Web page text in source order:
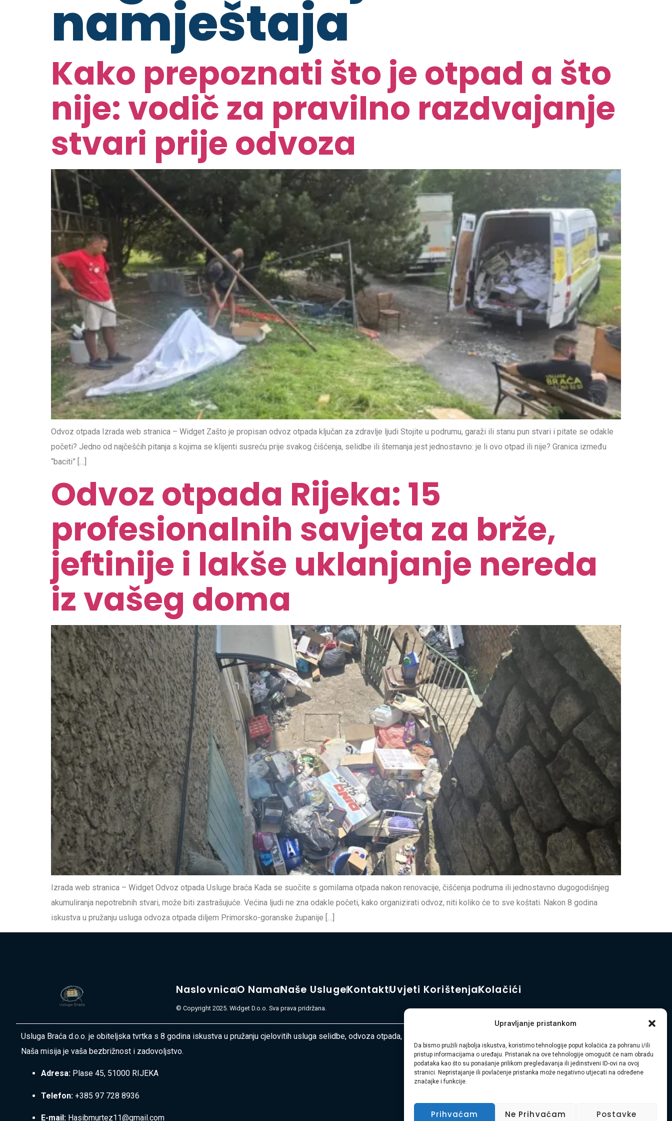
Upravljanje pristankom
Da bismo pružili najbolja iskustva, koristimo tehnologije poput kolačića za pohranu i/ili
pristup informacijama o uređaju. Pristanak na ove tehnologije omogućit će nam obradu
podataka kao što su ponašanje prilikom pregledavanja ili jedinstveni ID-ovi na ovoj
stranici. Nepristajanje ili povlačenje pristanka može negativno utjecati na određene
značajke i funkcije.
Prihvaćam Ne Prihvaćam Postavke
namještaja
Kako prepoznati što je otpad a što
nije: vodič za pravilno razdvajanje
stvari prije odvoza
Odvoz otpada Izrada web stranica – Widget Zašto je propisan odvoz otpada ključan za zdravlje ljudi Stojite u podrumu, garaži ili stanu pun stvari i pitate se odakle
početi? Jedno od najčešćih pitanja s kojima se klijenti susreću prije svakog čišćenja, selidbe ili štemanja jest jednostavno: je li ovo otpad ili nije? Granica između
“baciti” […]
Odvoz otpada Rijeka: 15
profesionalnih savjeta za brže,
jeftinije i lakše uklanjanje nereda
iz vašeg doma
Izrada web stranica – Widget Odvoz otpada Usluge braća Kada se suočite s gomilama otpada nakon renovacije, čišćenja podruma ili jednostavno dugogodišnjeg
akumuliranja nepotrebnih stvari, može biti zastrašujuće. Većina ljudi ne zna odakle početi, kako organizirati odvoz, niti koliko će to sve koštati. Nakon 8 godina
iskustva u pružanju usluga odvoza otpada diljem Primorsko-goranske županije […]
NaslovnicaO NamaNaše UslugeKontaktUvjeti KorištenjaKolačići
© Copyright 2025. Widget D.o.o. Sva prava pridržana.
Usluga Braća d.o.o. je obiteljska tvrtka s 8 godina iskustva u pružanju cjelovitih usluga selidbe, odvoza otpada, čišćenja i uređenja okoliša diljem Primorsko-goranske županije i Istre.
Naša misija je vaša bezbrižnost i zadovoljstvo.
Adresa: Plase 45, 51000 RIJEKA
Telefon: +385 97 728 8936
E-mail: Hasibmurtez11@gmail.com